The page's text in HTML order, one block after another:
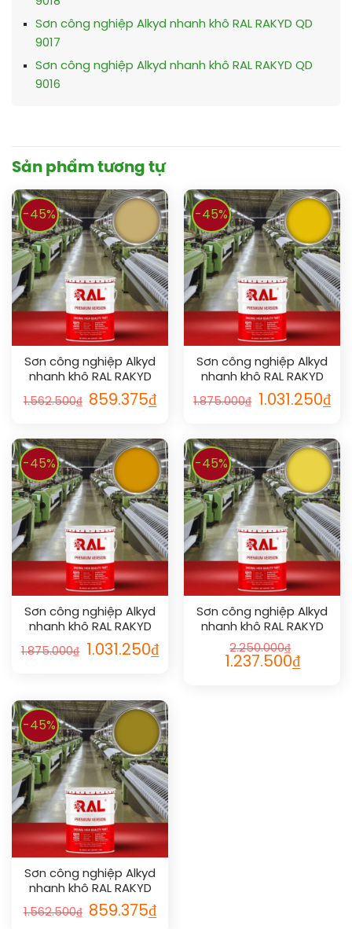
Sơn công nghiệp Alkyd nhanh khô RAL RAKYD QD
9017
Sơn công nghiệp Alkyd nhanh khô RAL RAKYD QD
9016
Sản phẩm tương tự
-45%
Sơn công nghiệp Alkyd
nhanh khô RAL RAKYD
QD 1002
1.562.500₫ 859.375₫
-45%
Sơn công nghiệp Alkyd
nhanh khô RAL RAKYD
QD 1023
1.875.000₫ 1.031.250₫
-45%
Sơn công nghiệp Alkyd
nhanh khô RAL RAKYD
QD 1007
1.875.000₫ 1.031.250₫
-45%
Sơn công nghiệp Alkyd
nhanh khô RAL RAKYD
QD 1018
2.250.000₫
1.237.500₫
-45%
Sơn công nghiệp Alkyd
nhanh khô RAL RAKYD
QD 1027
1.562.500₫ 859.375₫